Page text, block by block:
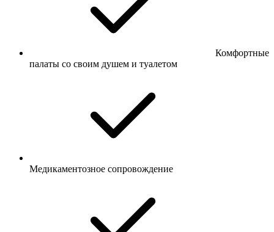
Комфортные
палаты со своим душем и туалетом
Медикаментозное сопровождение